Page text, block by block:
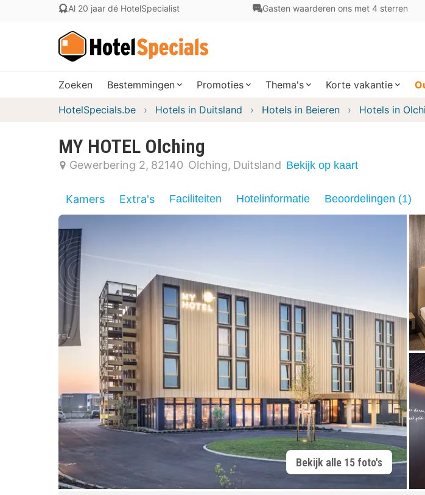
Al 20 jaar dé HotelSpecialist Gasten waarderen ons met 4 sterren
Zoeken Bestemmingen Promoties Thema's Korte vakantie
HotelSpecials.be Hotels in Duitsland Hotels in Beieren Hotels in
MY HOTEL Olching
Gewerbering 2 82140 Olching Duitsland Bekijk op kaart
Kamers Extra's Faciliteiten Hotelinformatie Beoordelingen (1)
Bekijk alle 15 foto's